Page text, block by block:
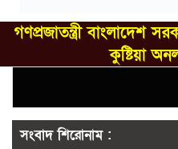
গণপ্রজাতন্ত্রী বাংলাদেশ
কুষ্টিয়া
সংবাদ শিরোনাম :